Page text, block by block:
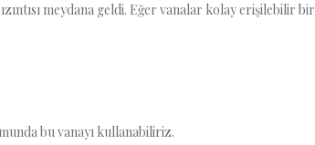
meydana geldi. Eğer vanalar kolay erişilebilir bir
bu vanayı kullanabiliriz.